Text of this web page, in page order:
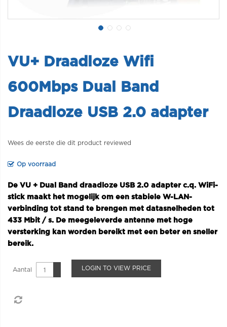
VU+ Draadloze Wifi
600Mbps Dual Band
Draadloze USB 2.0 adapter
Wees de eerste die dit product reviewed
Op voorraad
De VU + Dual Band draadloze USB 2.0 adapter c.q. WiFi-
stick maakt het mogelijk om een stabiele W-LAN-
verbinding tot stand te brengen met datasnelheden tot
433 Mbit / s. De meegeleverde antenne met hoge
versterking kan worden bereikt met een beter en sneller
bereik.
Aantal LOGIN TO VIEW PRICE